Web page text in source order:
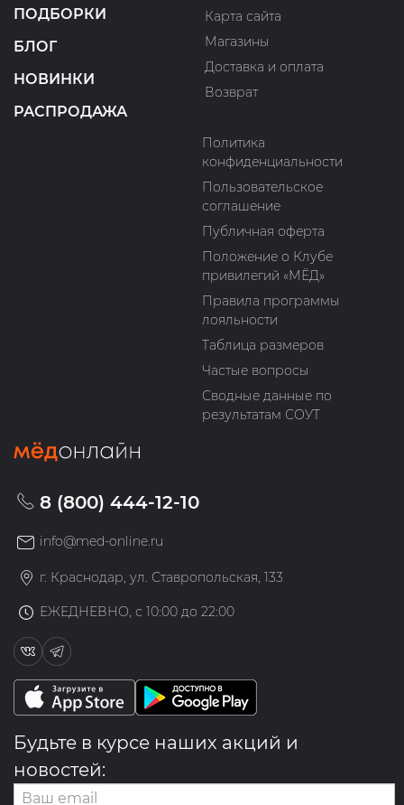
ПОДБОРКИ
БЛОГ
НОВИНКИ
РАСПРОДАЖА
Карта сайта
Магазины
Доставка и оплата
Возврат
Политика
конфиденциальности
Пользовательское
соглашение
Публичная оферта
Положение о Клубе
привилегий «МЁД»
Правила программы
лояльности
Таблица размеров
Частые вопросы
Сводные данные по
результатам СОУТ
8 (800) 444-12-10
info@med-online.ru
г. Краснодар, ул. Ставропольская, 133
ЕЖЕДНЕВНО, с 10:00 до 22:00
Будьте в курсе наших акций и
новостей: